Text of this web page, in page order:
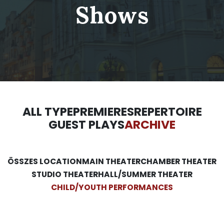
Shows
ALL TYPEPREMIERESREPERTOIRE
GUEST PLAYSARCHIVE
ÖSSZES LOCATIONMAIN THEATERCHAMBER THEATER
STUDIO THEATERHALL/SUMMER THEATER
CHILD/YOUTH PERFORMANCES